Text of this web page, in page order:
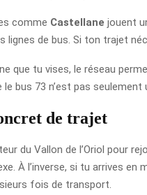
comme Castellane jouent
lignes de bus. Si ton trajet
que tu vises, le réseau
le bus 73 n’est pas
de trajet
du Vallon de l’Oriol pour
À l’inverse, si tu arrives
fois de transport.